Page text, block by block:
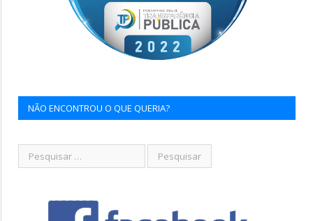
NÃO ENCONTROU O QUE QUERIA?